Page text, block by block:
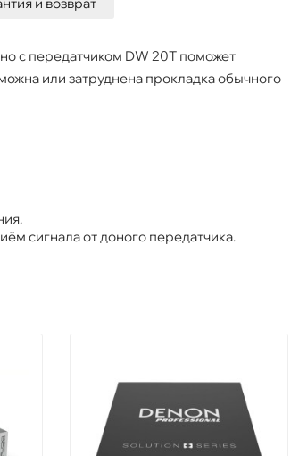
с передатчиком DW 20T поможет
или затруднена прокладка обычного
сигнала от доного передатчика.